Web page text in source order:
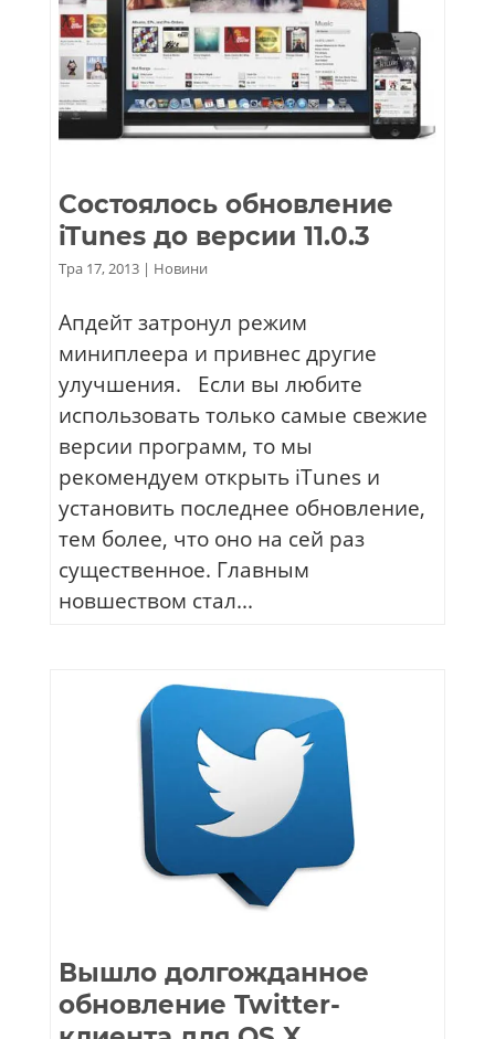
Состоялось обновление
iTunes до версии 11.0.3
Тра 17, 2013| Новини
Апдейт затронул режим
миниплеера и привнес другие
улучшения. Если вы любите
использовать только самые свежие
версии программ, то мы
рекомендуем открыть iTunes и
установить последнее обновление,
тем более, что оно на сей раз
существенное. Главным
новшеством стал...
Вышло долгожданное
обновление Twitter-